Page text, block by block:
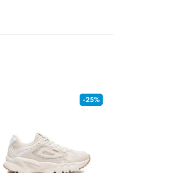
-25%